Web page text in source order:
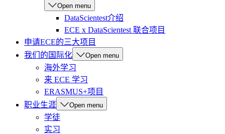
Open menu
DataScientest介绍
ECE x DataScientest 联合项目
申请ECE的三大项目
我们的国际化
Open menu
海外学习
来 ECE 学习
ERASMUS+项目
职业生涯
Open menu
学徒
实习